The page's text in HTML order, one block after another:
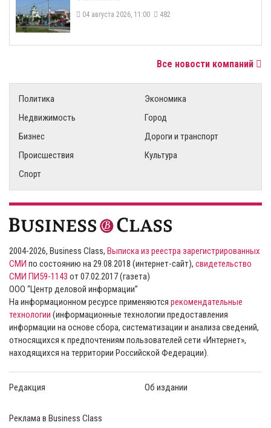
04 августа 2026, 11:00 482
Все новости компаний
Политика
Экономика
Недвижимость
Город
Бизнес
Дороги и транспорт
Происшествия
Культура
Спорт
2004-2026, Business Class, Выписка из реестра зарегистрированных
СМИ по состоянию на 29.08.2018 (интернет-сайт), свидетельство
СМИ ПИ59-1143 от 07.02.2017 (газета)
ООО “Центр деловой информации”
На информационном ресурсе применяются рекомендательные
технологии (информационные технологии предоставления
информации на основе сбора, систематизации и анализа сведений,
относящихся к предпочтениям пользователей сети «Интернет»,
находящихся на территории Российской Федерации).
Редакция Об издании
Реклама в Business Class